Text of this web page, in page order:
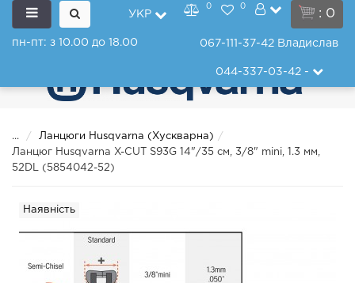
: 0
УКР
0 0
пн-пт: з 10.00 до 18.00 067-111-37-42 Владислав
044-337-03-42-
...
Ланцюги Husqvarna (Хускварна)
Ланцюг Husqvarna X-CUT S93G 14"/35 см, 3/8" mini, 1.3 мм,
52DL (5854042-52)
Наявність